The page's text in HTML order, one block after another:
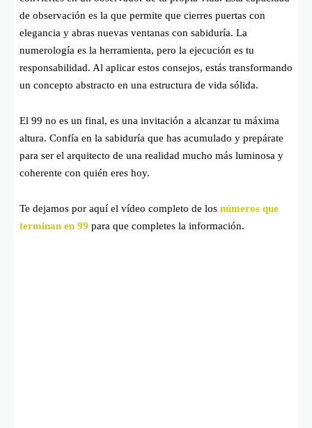
de observación es la que permite que cierres puertas con
elegancia y abras nuevas ventanas con sabiduría. La
numerología es la herramienta, pero la ejecución es tu
responsabilidad. Al aplicar estos consejos, estás transformando
un concepto abstracto en una estructura de vida sólida.
El 99 no es un final, es una invitación a alcanzar tu máxima
altura. Confía en la sabiduría que has acumulado y prepárate
para ser el arquitecto de una realidad mucho más luminosa y
coherente con quién eres hoy.
Te dejamos por aquí el vídeo completo de los números que
terminan en 99 para que completes la información.